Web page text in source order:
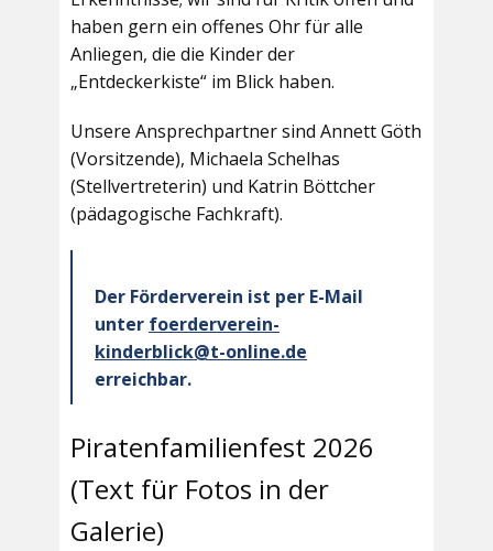
haben gern ein offenes Ohr für alle
Anliegen, die die Kinder der
„Entdeckerkiste“ im Blick haben.
Unsere Ansprechpartner sind Annett Göth
(Vorsitzende), Michaela Schelhas
(Stellvertreterin) und Katrin Böttcher
(pädagogische Fachkraft).
Der Förderverein ist per E-Mail
unter foerderverein-
kinderblick@t-online.de
erreichbar.
Piratenfamilienfest 2026
(Text für Fotos in der
Galerie)